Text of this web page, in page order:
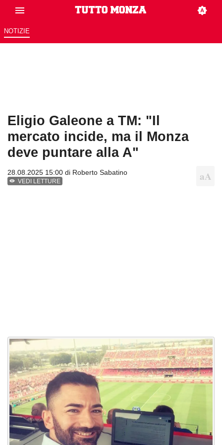
NOTIZIE
Eligio Galeone a TM: "Il
mercato incide, ma il Monza
deve puntare alla A"
28.08.2025 15:00 di Roberto Sabatino
VEDI LETTURE